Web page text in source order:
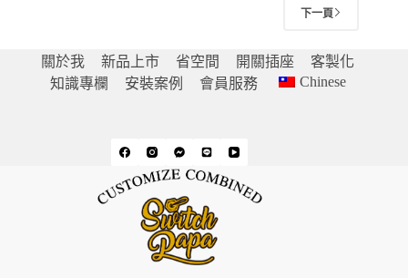
下一頁
關於我 新品上市 省空間 開關插座
客製化
知識專欄
安裝案例 會員服務 Chinese